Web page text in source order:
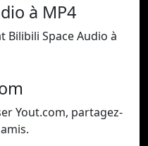
à MP4
Bilibili Space Audio à
Yout.com, partagez-